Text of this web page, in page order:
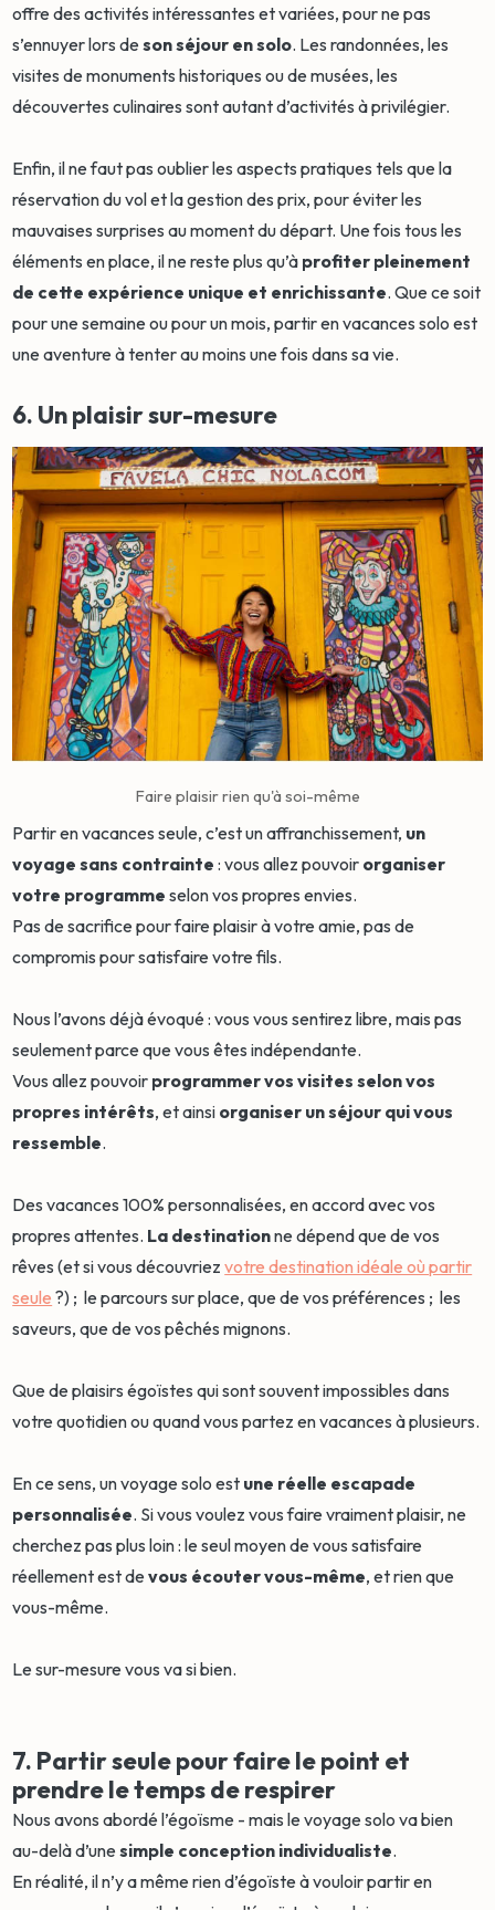
offre des activités intéressantes et variées, pour ne pas
s’ennuyer lors deson séjour en solo. Les randonnées, les
visites de monuments historiques ou de musées, les
découvertes culinaires sont autant d’activités à privilégier.
Enfin, il ne faut pas oublier les aspects pratiques tels que la
réservation du vol et la gestion des prix, pour éviter les
mauvaises surprises au moment du départ. Une fois tous les
éléments en place, il ne reste plus qu’à profiter pleinement
de cette expérience unique et enrichissante. Que ce soit
pour une semaine ou pour un mois, partir en vacances solo est
une aventure à tenter au moins une fois dans sa vie.
6. Un plaisir sur-mesure
Faire plaisir rien qu'à soi-même
Partir en vacances seule, c’est un affranchissement, un
voyage sans contrainte : vous allez pouvoir organiser
votre programme selon vos propres envies.
Pas de sacrifice pour faire plaisir à votre amie, pas de
compromis pour satisfaire votre fils.
Nous l’avons déjà évoqué : vous vous sentirez libre, mais pas
seulement parce que vous êtes indépendante.
Vous allez pouvoir programmer vos visites selon vos
propres intérêts, et ainsi organiser un séjour qui vous
ressemble.
Des vacances 100% personnalisées, en accord avec vos
propres attentes. La destinationne dépend que de vos
rêves (et si vous découvriezvotre destination idéale où partir
seule ?) ; le parcours sur place, que de vos préférences ; les
saveurs, que de vos pêchés mignons.
Que de plaisirs égoïstes qui sont souvent impossibles dans
votre quotidien ou quand vous partez en vacances à plusieurs.
En ce sens, un voyage solo est une réelle escapade
personnalisée. Si vous voulez vous faire vraiment plaisir, ne
cherchez pas plus loin : le seul moyen de vous satisfaire
réellement est devous écouter vous-même, et rien que
vous-même.
Le sur-mesure vous va si bien.
7. Partir seule pour faire le point et
prendre le temps de respirer
Nous avons abordé l’égoïsme - mais le voyage solo va bien
au-delà d’unesimple conception individualiste.
En réalité, il n’y a même rien d’égoïste à vouloir partir en